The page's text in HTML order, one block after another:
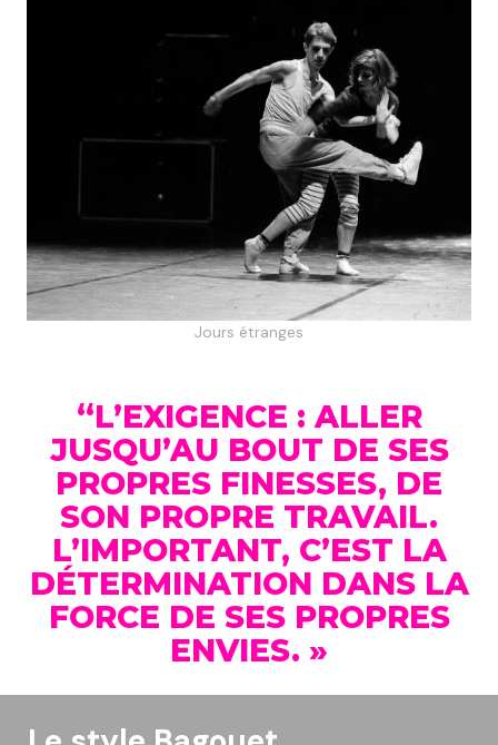
Jours étranges
“L’EXIGENCE : ALLER
JUSQU’AU BOUT DE SES
PROPRES FINESSES, DE
SON PROPRE TRAVAIL.
L’IMPORTANT, C’EST LA
DÉTERMINATION DANS LA
FORCE DE SES PROPRES
ENVIES. »